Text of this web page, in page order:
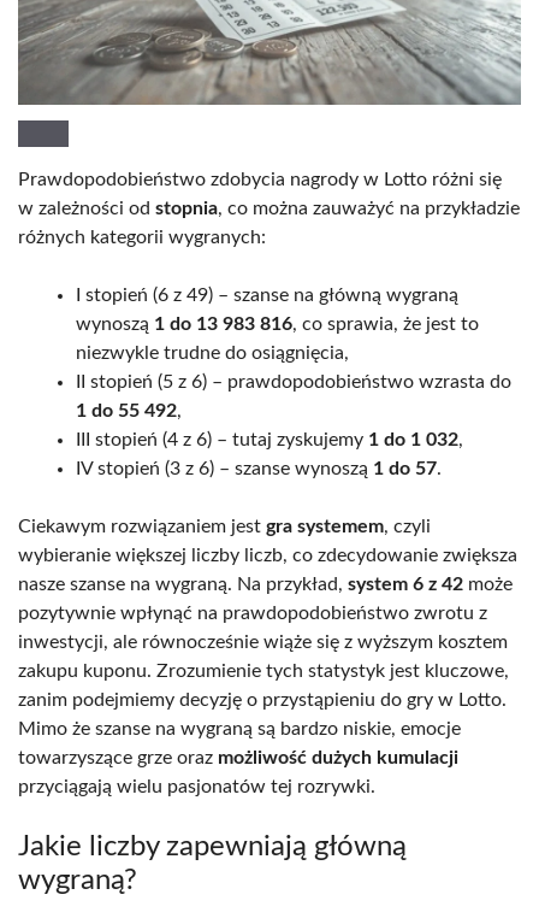
Prawdopodobieństwo zdobycia nagrody w Lotto różni się
w zależności od stopnia, co można zauważyć na przykładzie
różnych kategorii wygranych:
I stopień (6 z 49) – szanse na główną wygraną
wynoszą 1 do 13 983 816, co sprawia, że jest to
niezwykle trudne do osiągnięcia,
II stopień (5 z 6) – prawdopodobieństwo wzrasta do
1 do 55 492,
III stopień (4 z 6) – tutaj zyskujemy 1 do 1 032,
IV stopień (3 z 6) – szanse wynoszą 1 do 57.
Ciekawym rozwiązaniem jest gra systemem, czyli
wybieranie większej liczby liczb, co zdecydowanie zwiększa
nasze szanse na wygraną. Na przykład, system 6 z 42 może
pozytywnie wpłynąć na prawdopodobieństwo zwrotu z
inwestycji, ale równocześnie wiąże się z wyższym kosztem
zakupu kuponu. Zrozumienie tych statystyk jest kluczowe,
zanim podejmiemy decyzję o przystąpieniu do gry w Lotto.
Mimo że szanse na wygraną są bardzo niskie, emocje
towarzyszące grze oraz możliwość dużych kumulacji
przyciągają wielu pasjonatów tej rozrywki.
Jakie liczby zapewniają główną
wygraną?